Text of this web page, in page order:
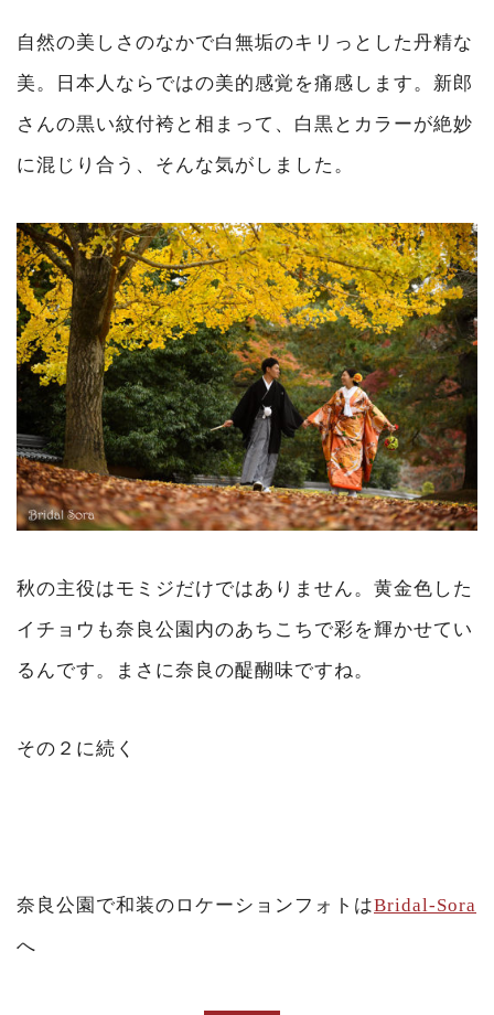
自然の美しさのなかで白無垢のキリっとした丹精な
美。日本人ならではの美的感覚を痛感します。新郎
さんの黒い紋付袴と相まって、白黒とカラーが絶妙
に混じり合う、そんな気がしました。
秋の主役はモミジだけではありません。黄金色した
イチョウも奈良公園内のあちこちで彩を輝かせてい
るんです。まさに奈良の醍醐味ですね。
その２に続く
奈良公園で和装のロケーションフォトはBridal-Sora
へ